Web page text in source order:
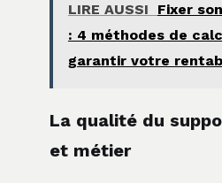
LIRE AUSSI
Fixer
: 4 méthodes de
garantir votre
La qualité du
et métier